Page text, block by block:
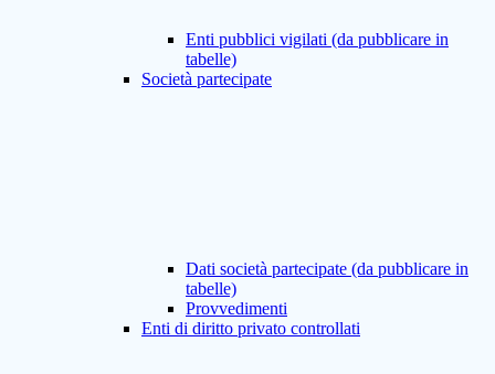
Enti pubblici vigilati (da pubblicare in
tabelle)
Società partecipate
Dati società partecipate (da pubblicare in
tabelle)
Provvedimenti
Enti di diritto privato controllati